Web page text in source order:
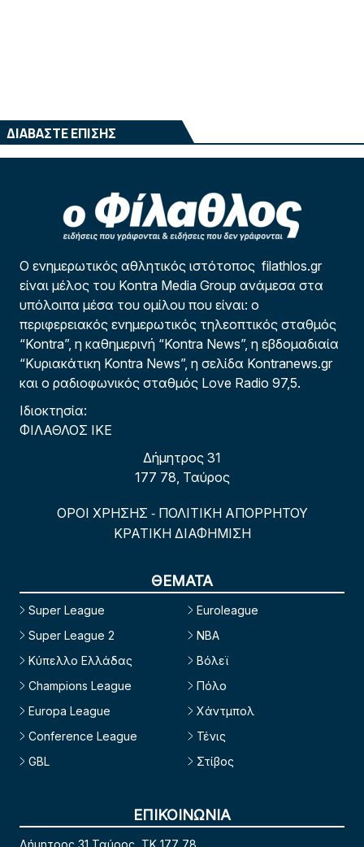
ΔΙΑΒΑΣΤΕ ΕΠΙΣΗΣ
Ο ενημερωτικός αθλητικός ιστότοπος filathlos.gr
είναι μέλος του Kontra Media Group ανάμεσα στα
υπόλοιπα μέσα του ομίλου που είναι: ο
περιφερειακός ενημερωτικός τηλεοπτικός σταθμός
“Kontra”, η καθημερινή “Kontra News”, η εβδομαδιαία
“Κυριακάτικη Kontra News”, η σελίδα Kontranews.gr
και ο ραδιοφωνικός σταθμός Love Radio 97,5.
Ιδιοκτησία:
ΦΙΛΑΘΛΟΣ ΙΚΕ
Δήμητρος 31
177 78, Ταύρος
ΟΡΟΙ ΧΡΗΣΗΣ - ΠΟΛΙΤΙΚΗ ΑΠΟΡΡΗΤΟΥ
ΚΡΑΤΙΚΗ ΔΙΑΦΗΜΙΣΗ
ΘΕΜΑΤΑ
Super League
Super League 2
Κύπελλο Ελλάδας
Champions League
Europa League
Conference League
GBL
Euroleague
NBA
Βόλεϊ
Πόλο
Χάντμπολ
Τένις
Στίβος
ΕΠΙΚΟΙΝΩΝΙΑ
Δήμητρος 31 Ταύρος, TK 177 78